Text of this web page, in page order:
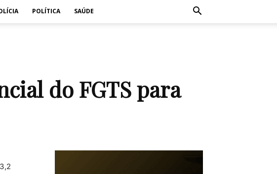
POLÍTICA SAÚDE
do FGTS para